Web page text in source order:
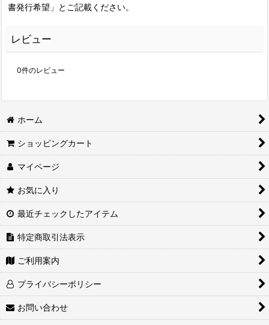
書発行希望」とご記載ください。
レビュー
0件のレビュー
ホーム
ショッピングカート
マイページ
お気に入り
最近チェックしたアイテム
特定商取引法表示
ご利用案内
プライバシーポリシー
お問い合わせ